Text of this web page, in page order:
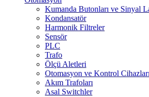
Kumanda Butonları ve Sinyal
Kondansatör
Harmonik Filtreler
Sensör
PLC
Trafo
Ölçü Aletleri
Otomasyon ve Kontrol Cihazları
Akım Trafoları
Asal Switchler